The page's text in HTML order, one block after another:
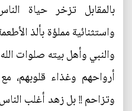
بالمقابل تزخر حياة
واستثنائية مملؤة بألذ
والنبي وأهل بيته صلوات
أرواحهم وغذاء قلوبهم،
وتزاحم !! بل زهد أغلب